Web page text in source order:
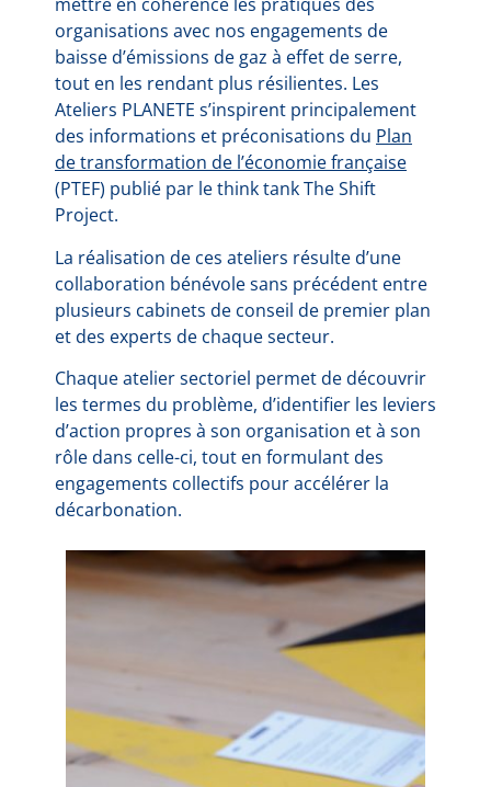
organisations avec nos engagements de
baisse d’émissions de gaz à effet de serre,
tout en les rendant plus résilientes. Les
Ateliers PLANETE s’inspirent principalement
des informations et préconisations du Plan
de transformation de l’économie française
(PTEF) publié par le think tank The Shift
Project.
La réalisation de ces ateliers résulte d’une
collaboration bénévole sans précédent entre
plusieurs cabinets de conseil de premier plan
et des experts de chaque secteur.
Chaque atelier sectoriel permet de découvrir
les termes du problème, d’identifier les leviers
d’action propres à son organisation et à son
rôle dans celle-ci, tout en formulant des
engagements collectifs pour accélérer la
décarbonation.